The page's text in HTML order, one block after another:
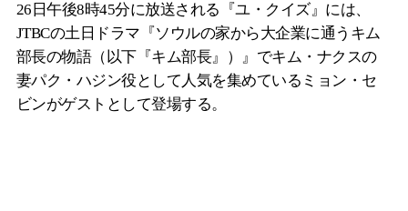
26日午後8時45分に放送される『ユ・クイズ』には、
JTBCの土日ドラマ『ソウルの家から大企業に通うキム
部長の物語（以下『キム部長』）』でキム・ナクスの
妻パク・ハジン役として人気を集めているミョン・セ
ビンがゲストとして登場する。